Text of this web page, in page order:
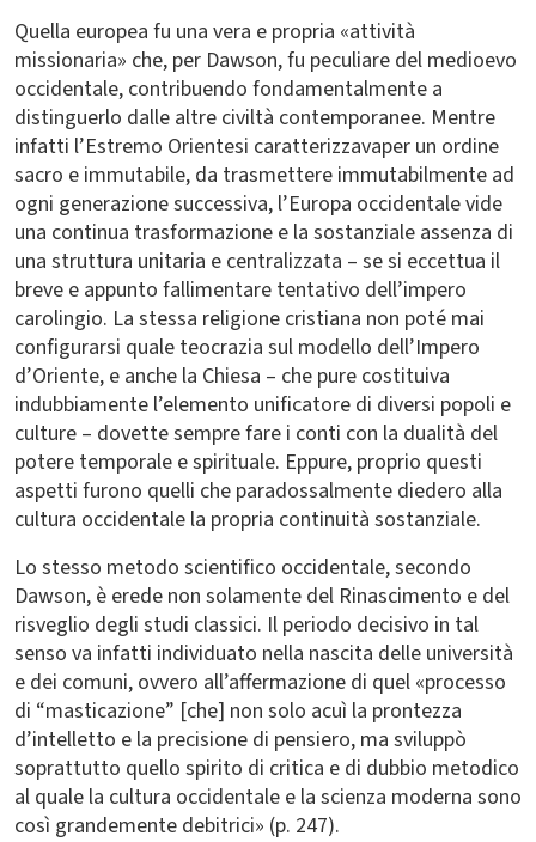
Quella europea fu una vera e propria «attività
missionaria» che, per Dawson, fu peculiare del medioevo
occidentale, contribuendo fondamentalmente a
distinguerlo dalle altre civiltà contemporanee. Mentre
infatti l’Estremo Orientesi caratterizzavaper un ordine
sacro e immutabile, da trasmettere immutabilmente ad
ogni generazione successiva, l’Europa occidentale vide
una continua trasformazione e la sostanziale assenza di
una struttura unitaria e centralizzata – se si eccettua il
breve e appunto fallimentare tentativo dell’impero
carolingio. La stessa religione cristiana non poté mai
configurarsi quale teocrazia sul modello dell’Impero
d’Oriente, e anche la Chiesa – che pure costituiva
indubbiamente l’elemento unificatore di diversi popoli e
culture – dovette sempre fare i conti con la dualità del
potere temporale e spirituale. Eppure, proprio questi
aspetti furono quelli che paradossalmente diedero alla
cultura occidentale la propria continuità sostanziale.
Lo stesso metodo scientifico occidentale, secondo
Dawson, è erede non solamente del Rinascimento e del
risveglio degli studi classici. Il periodo decisivo in tal
senso va infatti individuato nella nascita delle università
e dei comuni, ovvero all’affermazione di quel «processo
di “masticazione” [che] non solo acuì la prontezza
d’intelletto e la precisione di pensiero, ma sviluppò
soprattutto quello spirito di critica e di dubbio metodico
al quale la cultura occidentale e la scienza moderna sono
così grandemente debitrici» (p. 247).